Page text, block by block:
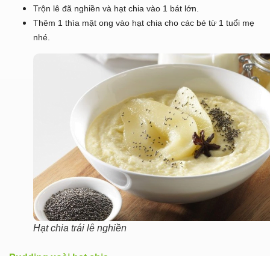
Trộn lê đã nghiền và hạt chia vào 1 bát lớn.
Thêm 1 thìa mật ong vào hạt chia cho các bé từ 1 tuổi mẹ
nhé.
Hạt chia trái lê nghiền